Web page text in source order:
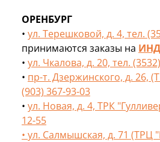
ОРЕНБУРГ
• ул. Терешковой, д. 4, тел.
принимаются заказы на
• ул. Чкалова, д. 20, тел.
• пр-т. Дзержинского, д. 26,
(903) 367-93-03
• ул. Новая, д. 4, ТРК
12-55
• ул. Салмышская, д. 71 (ТРЦ